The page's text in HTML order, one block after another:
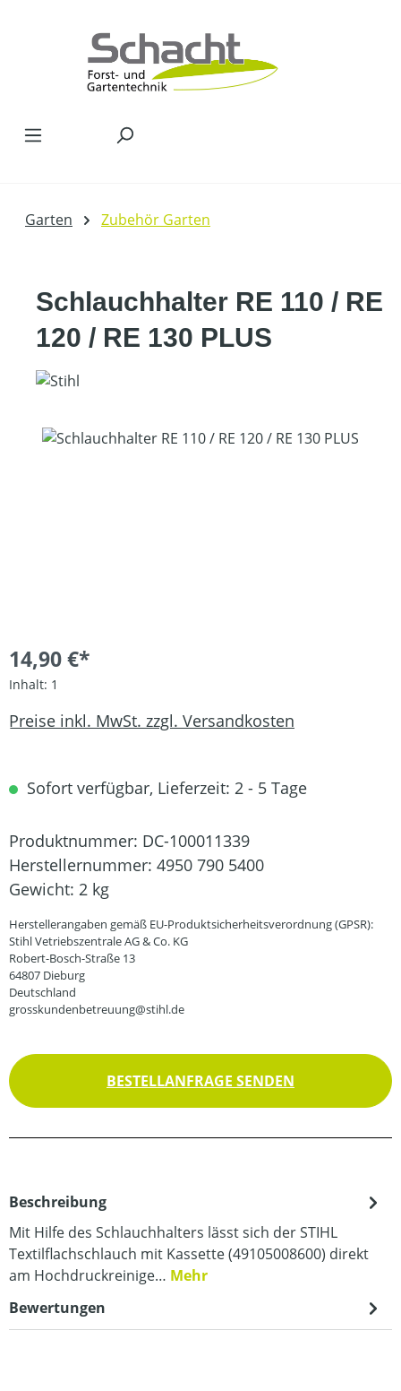
Garten Zubehör Garten
Schlauchhalter RE 110 / RE
120 / RE 130 PLUS
Bildergalerie überspringen
14,90 €*
Inhalt: 1
Preise inkl. MwSt. zzgl. Versandkosten
Sofort verfügbar, Lieferzeit: 2 - 5 Tage
Produktnummer: DC-100011339
Herstellernummer: 4950 790 5400
Gewicht: 2 kg
Herstellerangaben gemäß EU-Produktsicherheitsverordnung (GPSR):
Stihl Vetriebszentrale AG & Co. KG
Robert-Bosch-Straße 13
64807 Dieburg
Deutschland
grosskundenbetreuung@stihl.de
BESTELLANFRAGE SENDEN
Beschreibung
Mit Hilfe des Schlauchhalters lässt sich der STIHL
Textilflachschlauch mit Kassette (49105008600) direkt
am Hochdruckreinige… Mehr
Bewertungen